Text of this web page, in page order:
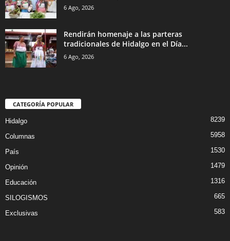
6 Ago, 2026
Rendirán homenaje a las parteras
tradicionales de Hidalgo en el Día...
6 Ago, 2026
CATEGORÍA POPULAR
Hidalgo 8239
Columnas 5958
País 1530
Opinión 1479
Educación 1316
SILOGISMOS 665
Exclusivas 583